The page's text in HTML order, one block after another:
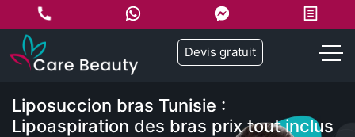
Devis gratuit
Liposuccion bras Tunisie :
Lipoaspiration des bras prix tout inclus